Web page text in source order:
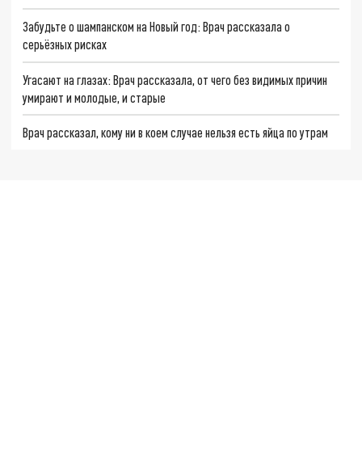
Забудьте о шампанском на Новый год: Врач рассказала о
серьёзных рисках
Угасают на глазах: Врач рассказала, от чего без видимых причин
умирают и молодые, и старые
Врач рассказал, кому ни в коем случае нельзя есть яйца по утрам